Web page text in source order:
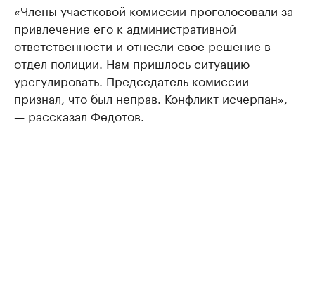
«Члены участковой комиссии проголосовали за
привлечение его к административной
ответственности и отнесли свое решение в
отдел полиции. Нам пришлось ситуацию
урегулировать. Председатель комиссии
признал, что был неправ. Конфликт исчерпан»,
— рассказал Федотов.